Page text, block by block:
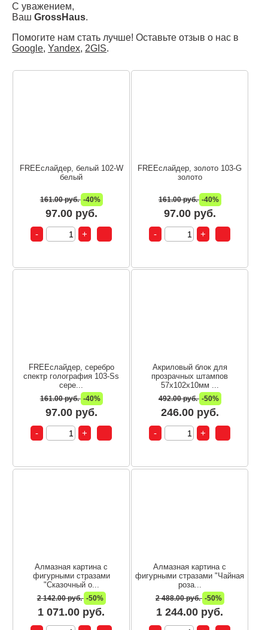
С уважением,
ВашGrossHaus.
Помогите нам стать лучше! Оставьте отзыв о нас в
Google,Yandex, 2GIS.
FREEслайдер, белый 102-W
белый
161.00 руб. -40%
97.00 руб.
FREEслайдер, золото 103-G
золото
161.00 руб. -40%
97.00 руб.
FREEслайдер, серебро
спектр голография 103-Ss
сере...
161.00 руб. -40%
97.00 руб.
Акриловый блок для
прозрачных штампов
57х102х10мм ...
492.00 руб. -50%
246.00 руб.
Алмазная картина с
фигурными стразами
"Сказочный о...
2 142.00 руб. -50%
1 071.00 руб.
Алмазная картина с
фигурными стразами "Чайная
роза...
2 488.00 руб. -50%
1 244.00 руб.